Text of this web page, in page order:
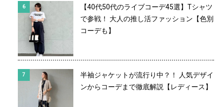
【40代50代のライブコーデ45選】Tシャツ
で参戦！ 大人の推し活ファッション【色別
コーデも】
半袖ジャケットが流行り中？！ 人気デザイ
ンからコーデまで徹底解説【レディース】